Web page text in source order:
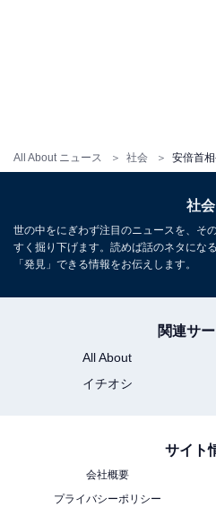
All About ニュース 社会
その何年か後のことですが、
みたかった質問をぶつけてみ
多い中で、社長はどうしてあ
たのですか」
社会
世の中をにぎわず注目のニュースを、そ
すく掘り下げます。読めば話のネタにな
「発見」できる情報をお伝えします。
関連サ
All About
イチオシ
サイト
会社概要
プライバシーポリシー